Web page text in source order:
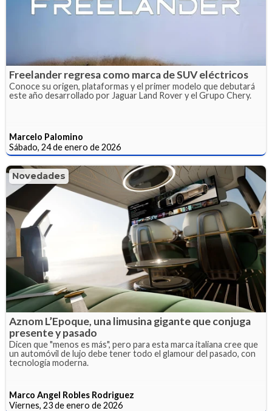
Freelander regresa como marca de SUV eléctricos
Conoce su origen, plataformas y el primer modelo que debutará
este año desarrollado por Jaguar Land Rover y el Grupo Chery.
Marcelo Palomino
Sábado, 24 de enero de 2026
Novedades
Aznom L’Epoque, una limusina gigante que conjuga
presente y pasado
Dicen que "menos es más", pero para esta marca italiana cree que
un automóvil de lujo debe tener todo el glamour del pasado, con
tecnología moderna.
Marco Angel Robles Rodriguez
Viernes, 23 de enero de 2026